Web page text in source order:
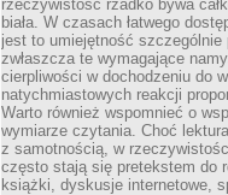
rzeczywistość rzadko bywa
biała. W czasach łatwego
jest to umiejętność szczególnie
zwłaszcza te wymagające
cierpliwości w dochodzeniu do
natychmiastowych reakcji
Warto również wspomnieć o
wymiarze czytania. Choć
z samotnością, w
często stają się pretekstem do
książki, dyskusje internetowe,